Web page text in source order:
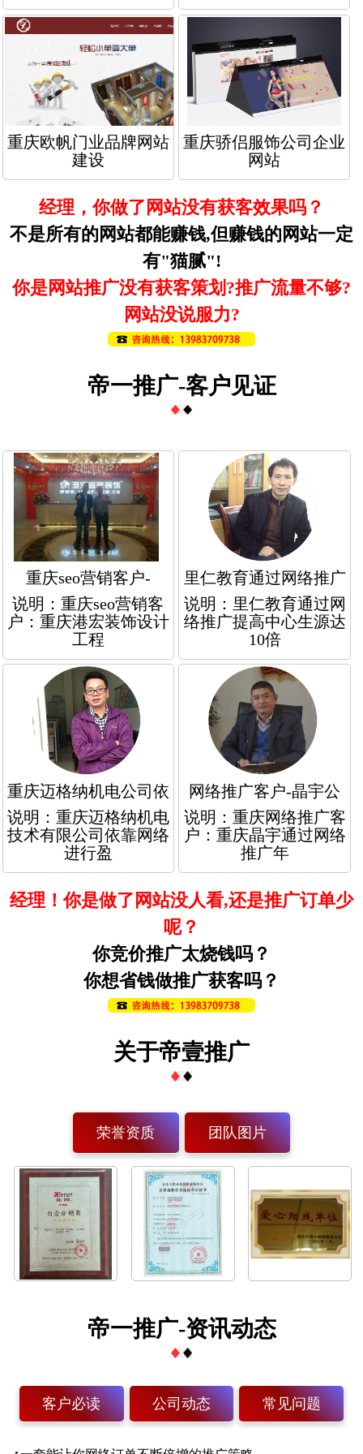
重庆欧帆门业品牌网站
建设
重庆骄侣服饰公司企业
网站
经理，你做了网站没有获客效果吗？
不是所有的网站都能赚钱,但赚钱的网站一定
有"猫腻"!
你是网站推广没有获客策划?推广流量不够?
网站没说服力?
帝一推广-客户见证
重庆seo营销客户-
说明：重庆seo营销客
户：重庆港宏装饰设计
工程
里仁教育通过网络推广
说明：里仁教育通过网
络推广提高中心生源达
10倍
重庆迈格纳机电公司依
说明：重庆迈格纳机电
技术有限公司依靠网络
进行盈
网络推广客户-晶宇公
说明：重庆网络推广客
户：重庆晶宇通过网络
推广年
经理！你是做了网站没人看,还是推广订单少
呢？
你竞价推广太烧钱吗？
你想省钱做推广获客吗？
关于帝壹推广
荣誉资质 团队图片
帝一推广-资讯动态
客户必读 公司动态 常见问题